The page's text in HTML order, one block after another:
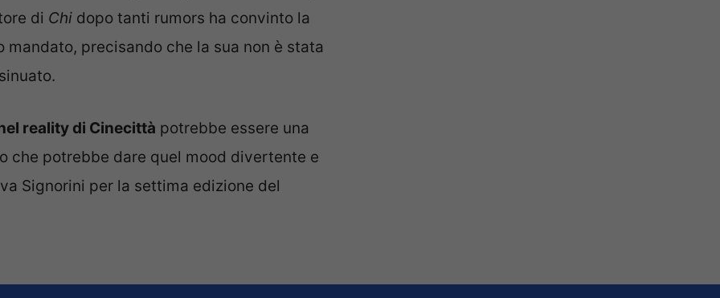
di Chi dopo tanti rumors ha convinto la
precisando che la sua non è stata
reality di Cinecittà potrebbe essere una
che potrebbe dare quel mood divertente e
Signorini per la settima edizione del